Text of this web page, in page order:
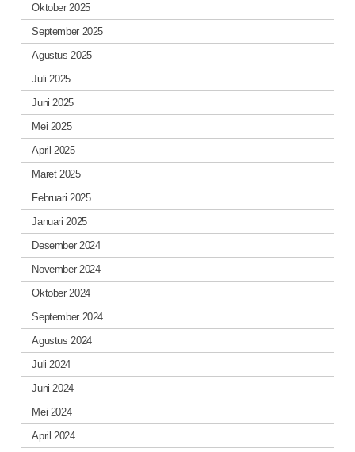
Oktober 2025
September 2025
Agustus 2025
Juli 2025
Juni 2025
Mei 2025
April 2025
Maret 2025
Februari 2025
Januari 2025
Desember 2024
November 2024
Oktober 2024
September 2024
Agustus 2024
Juli 2024
Juni 2024
Mei 2024
April 2024